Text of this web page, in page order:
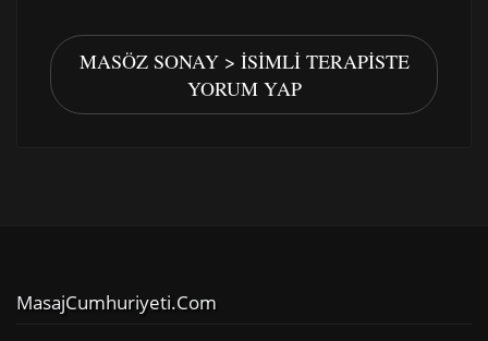
MASÖZ SONAY > İSIMLI TERAPISTE
YORUM YAP
MasajCumhuriyeti.com